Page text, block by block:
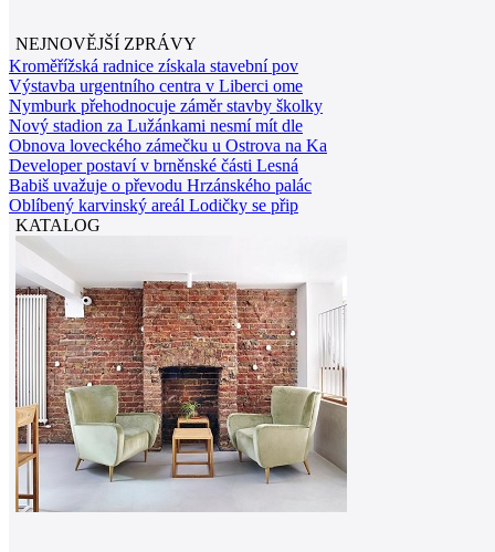
NEJNOVĚJŠÍ ZPRÁVY
Kroměřížská radnice získala stavební pov
Výstavba urgentního centra v Liberci ome
Nymburk přehodnocuje záměr stavby školky
Nový stadion za Lužánkami nesmí mít dle
Obnova loveckého zámečku u Ostrova na Ka
Developer postaví v brněnské části Lesná
Babiš uvažuje o převodu Hrzánského palác
Oblíbený karvinský areál Lodičky se přip
KATALOG